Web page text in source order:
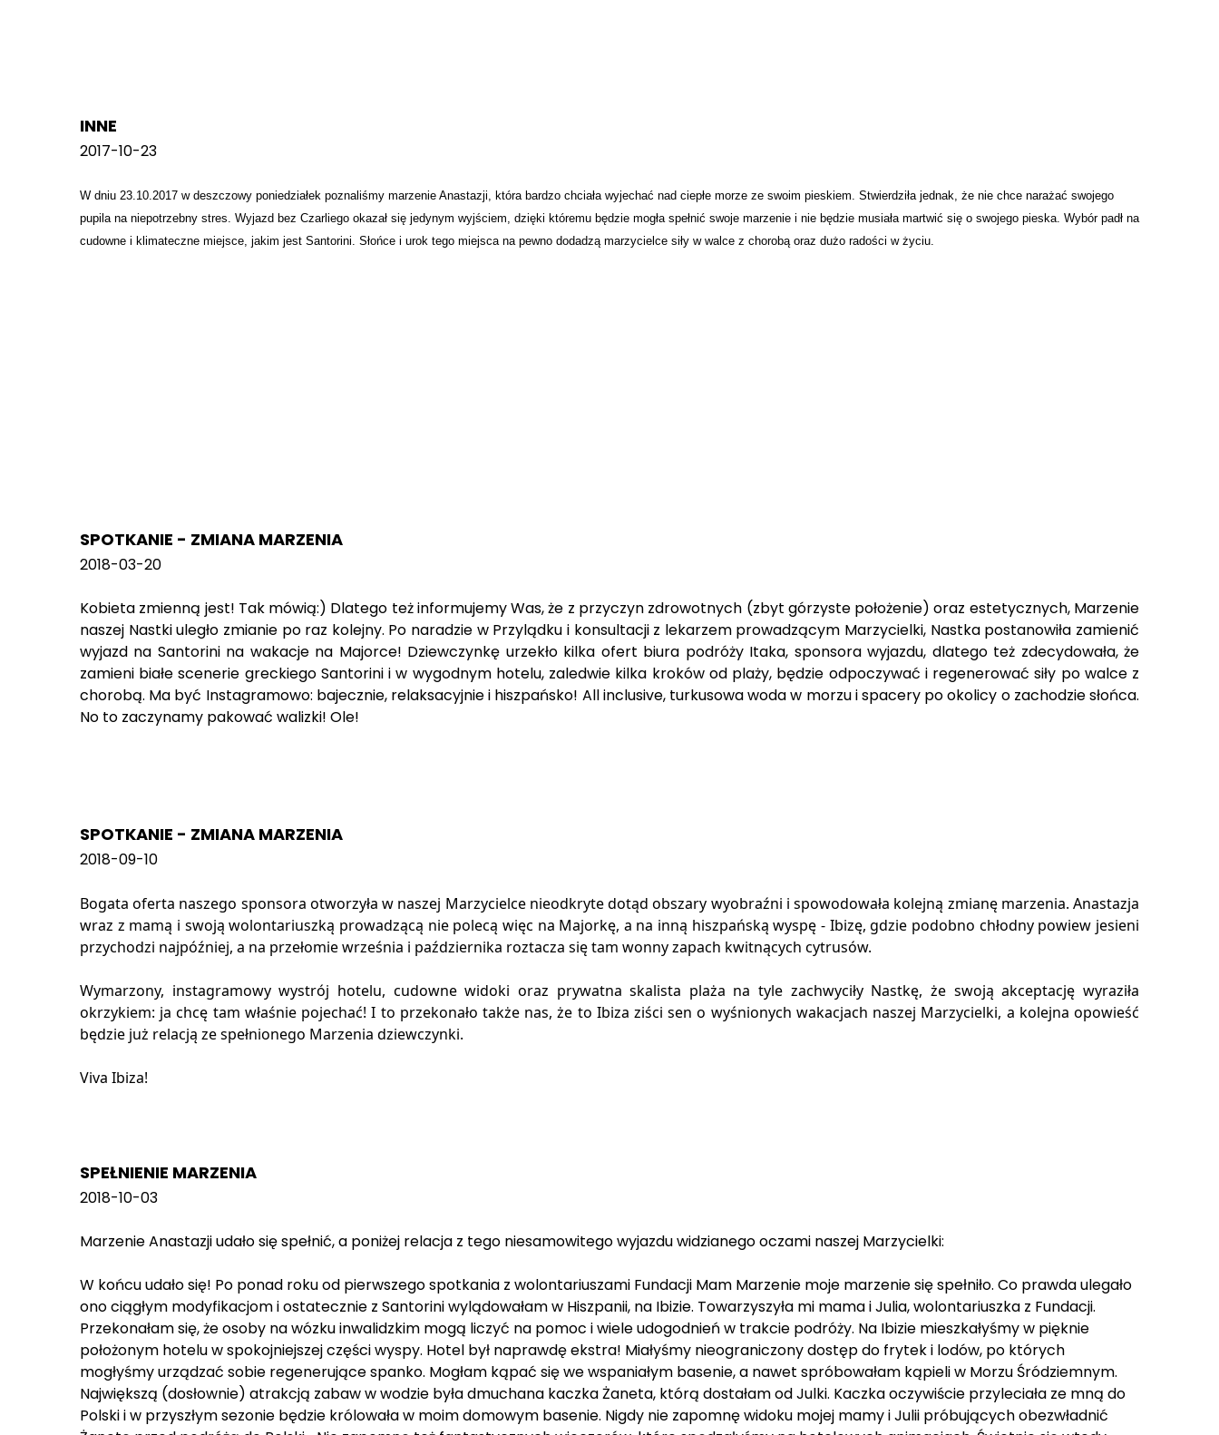
INNE
2017-10-23
W dniu 23.10.2017 w deszczowy poniedziałek poznaliśmy marzenie Anastazji, która bardzo chciała wyjechać nad ciepłe morze ze swoim pieskiem. Stwierdziła jednak, że nie chce narażać swojego
pupila na niepotrzebny stres. Wyjazd bez Czarliego okazał się jedynym wyjściem, dzięki któremu będzie mogła spełnić swoje marzenie i nie będzie musiała martwić się o swojego pieska. Wybór padł na
cudowne i klimateczne miejsce, jakim jest Santorini. Słońce i urok tego miejsca na pewno dodadzą marzycielce siły w walce z chorobą oraz dużo radości w życiu.
SPOTKANIE - ZMIANA MARZENIA
2018-03-20
Kobieta zmienną jest! Tak mówią:) Dlatego też informujemy Was, że z przyczyn zdrowotnych (zbyt górzyste położenie) oraz estetycznych, Marzenie
naszej Nastki uległo zmianie po raz kolejny. Po naradzie w Przylądku i konsultacji z lekarzem prowadzącym Marzycielki, Nastka postanowiła zamienić
wyjazd na Santorini na wakacje na Majorce! Dziewczynkę urzekło kilka ofert biura podróży Itaka, sponsora wyjazdu, dlatego też zdecydowała, że
zamieni białe scenerie greckiego Santorini i w wygodnym hotelu, zaledwie kilka kroków od plaży, będzie odpoczywać i regenerować siły po walce z
chorobą. Ma być Instagramowo: bajecznie, relaksacyjnie i hiszpańsko! All inclusive, turkusowa woda w morzu i spacery po okolicy o zachodzie słońca.
No to zaczynamy pakować walizki! Ole!
SPOTKANIE - ZMIANA MARZENIA
2018-09-10
Bogata oferta naszego sponsora otworzyła w naszej Marzycielce nieodkryte dotąd obszary wyobraźni i spowodowała kolejną zmianę marzenia. Anastazja
wraz z mamą i swoją wolontariuszką prowadzącą nie polecą więc na Majorkę, a na inną hiszpańską wyspę - Ibizę, gdzie podobno chłodny powiew jesieni
przychodzi najpóźniej, a na przełomie września i października roztacza się tam wonny zapach kwitnących cytrusów.
Wymarzony, instagramowy wystrój hotelu, cudowne widoki oraz prywatna skalista plaża na tyle zachwyciły Nastkę, że swoją akceptację wyraziła
okrzykiem: ja chcę tam właśnie pojechać! I to przekonało także nas, że to Ibiza ziści sen o wyśnionych wakacjach naszej Marzycielki, a kolejna opowieść
będzie już relacją ze spełnionego Marzenia dziewczynki.
Viva Ibiza!
SPEŁNIENIE MARZENIA
2018-10-03
Marzenie Anastazji udało się spełnić, a poniżej relacja z tego niesamowitego wyjazdu widzianego oczami naszej Marzycielki:
W końcu udało się! Po ponad roku od pierwszego spotkania z wolontariuszami Fundacji Mam Marzenie moje marzenie się spełniło. Co prawda ulegało
ono ciągłym modyfikacjom i ostatecznie z Santorini wylądowałam w Hiszpanii, na Ibizie. Towarzyszyła mi mama i Julia, wolontariuszka z Fundacji.
Przekonałam się, że osoby na wózku inwalidzkim mogą liczyć na pomoc i wiele udogodnień w trakcie podróży. Na Ibizie mieszkałyśmy w pięknie
położonym hotelu w spokojniejszej części wyspy. Hotel był naprawdę ekstra! Miałyśmy nieograniczony dostęp do frytek i lodów, po których
mogłyśmy urządzać sobie regenerujące spanko. Mogłam kąpać się we wspaniałym basenie, a nawet spróbowałam kąpieli w Morzu Śródziemnym.
Największą (dosłownie) atrakcją zabaw w wodzie była dmuchana kaczka Żaneta, którą dostałam od Julki. Kaczka oczywiście przyleciała ze mną do
Polski i w przyszłym sezonie będzie królowała w moim domowym basenie. Nigdy nie zapomnę widoku mojej mamy i Julii próbujących obezwładnić